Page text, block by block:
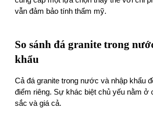
vẫn đảm bảo tính thẩm mỹ.
So sánh đá granite trong
khẩu
Cả đá granite trong nước và nhập khẩu
điểm riêng. Sự khác biệt chủ yếu nằm ở
sắc và giá cả.